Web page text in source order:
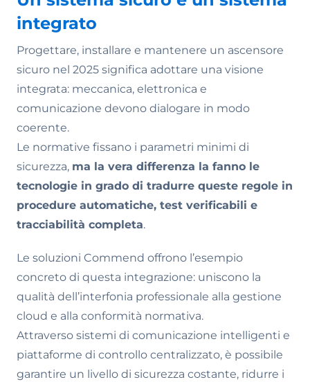
integrato
Progettare, installare e mantenere un ascensore
sicuro nel 2025 significa adottare una visione
integrata: meccanica, elettronica e
comunicazione devono dialogare in modo
coerente.
Le normative fissano i parametri minimi di
sicurezza, ma la vera differenza la fanno le
tecnologie in grado di tradurre queste regole in
procedure automatiche, test verificabili e
tracciabilità completa.
Le soluzioni Commend offrono l’esempio
concreto di questa integrazione: uniscono la
qualità dell’interfonia professionale alla gestione
cloud e alla conformità normativa.
Attraverso sistemi di comunicazione intelligenti e
piattaforme di controllo centralizzato, è possibile
garantire un livello di sicurezza costante, ridurre i